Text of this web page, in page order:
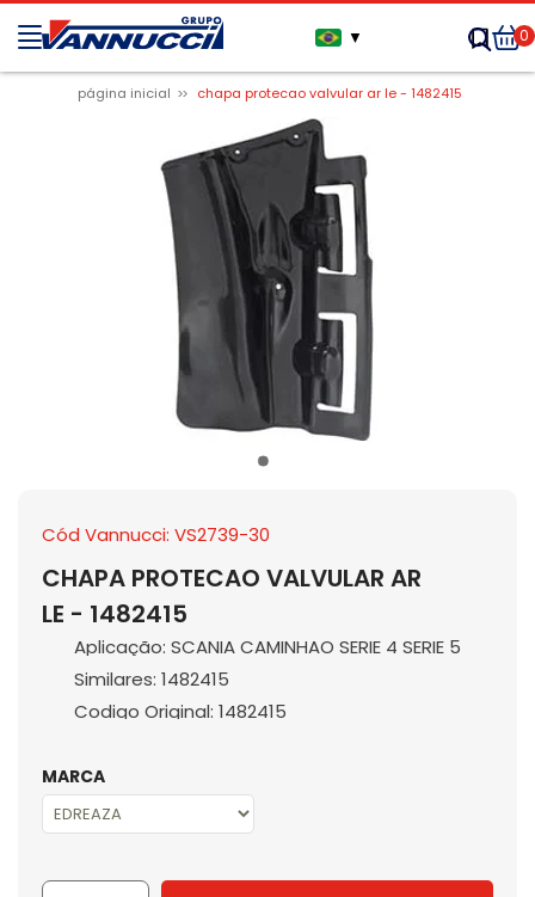
▼ 0
página inicial chapa protecao valvular ar le - 1482415
Cód Vannucci: VS2739-30
CHAPA PROTECAO VALVULAR AR
LE - 1482415
Aplicação: SCANIA CAMINHAO SERIE 4 SERIE 5
Similares: 1482415
Codigo Original: 1482415
MARCA